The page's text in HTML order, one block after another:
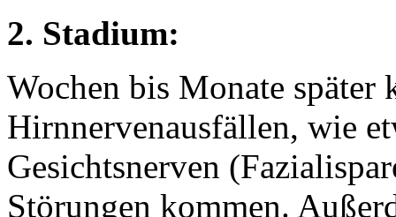
2. Stadium:
Wochen bis Monate später
Hirnnervenausfällen, wie
Gesichtsnerven
Störungen kommen.